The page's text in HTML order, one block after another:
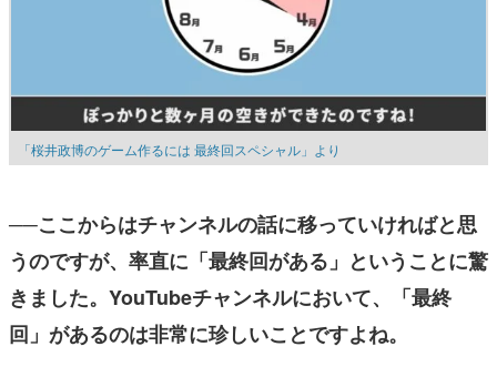
「桜井政博のゲーム作るには 最終回スペシャル」より
──ここからはチャンネルの話に移っていければと思
うのですが、率直に「最終回がある」ということに驚
きました。YouTubeチャンネルにおいて、「最終
回」があるのは非常に珍しいことですよね。